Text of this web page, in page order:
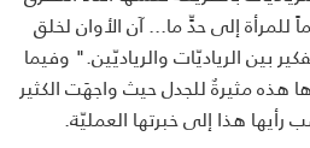
للمرأة إلى حدٍّ ما... آن الأوان لخلق
بين الرياديّات والرياديّين." وفيما
مثيرةٌ للجدل حيث واجهَت الكثير
رأيها هذا إلى خبرتها العمليّة.